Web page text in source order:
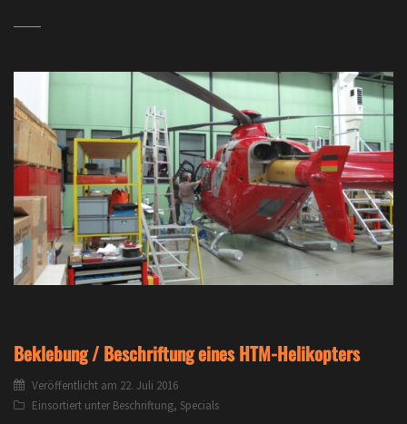
Beklebung / Beschriftung eines HTM-Helikopters
Veröffentlicht am 22. Juli 2016
Einsortiert unter Beschriftung, Specials